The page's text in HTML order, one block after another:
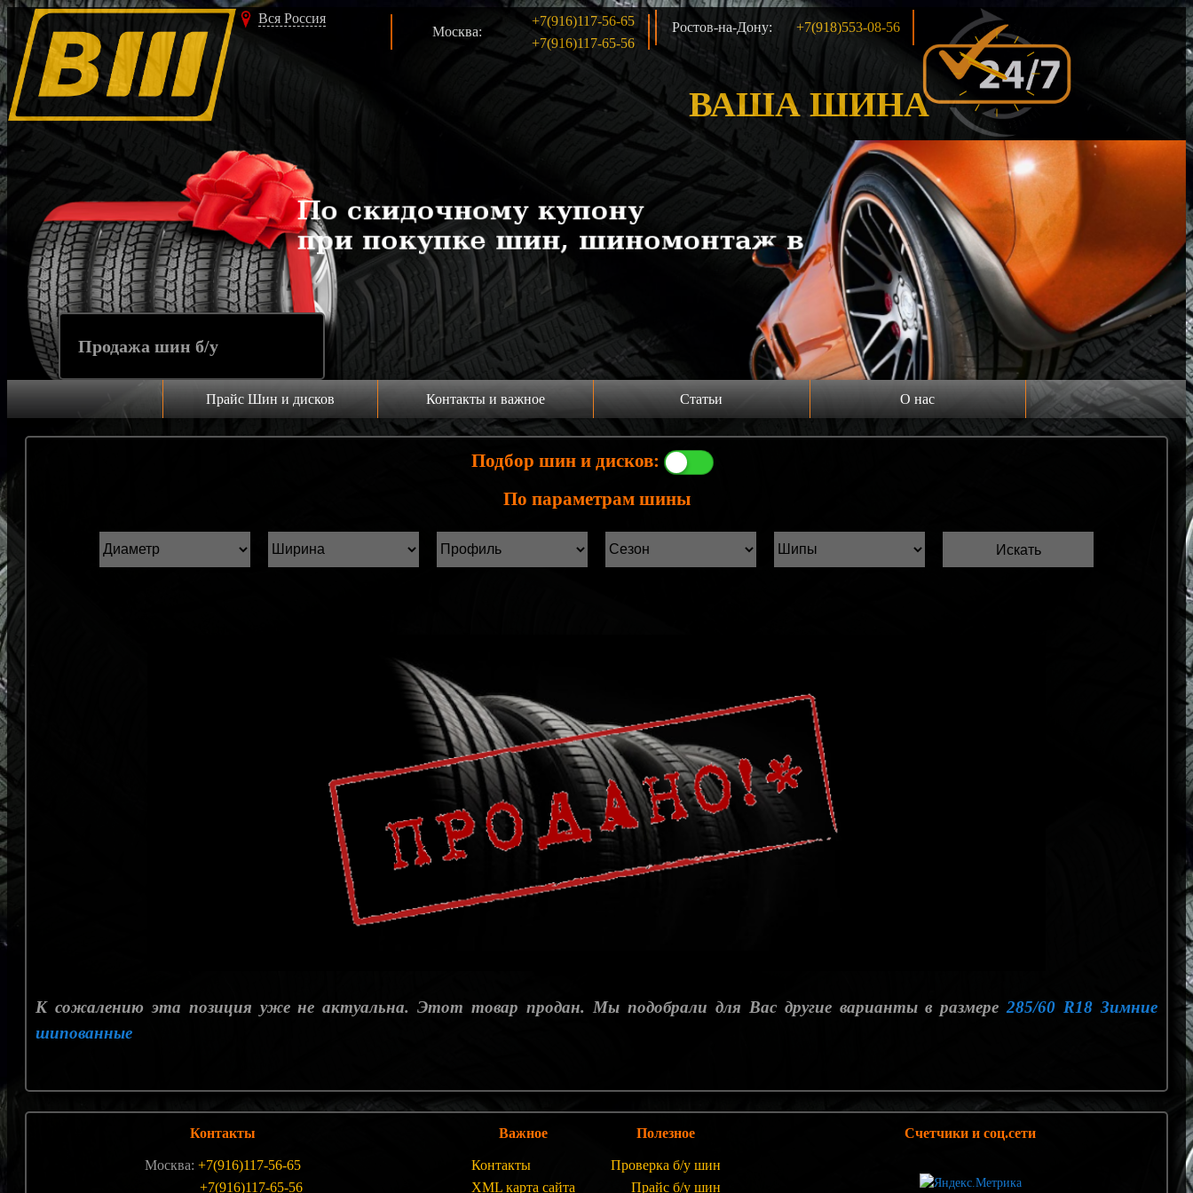
Вся Россия
Москва:
+7(916)117-56-65
+7(916)117-65-56
Ростов-на-Дону: +7(918)553-08-56
ВАША ШИНА
Продажа шин б/у Акция!!!
Прайс Шин и дисков
Прайс дисков
Грузовые 17.5 C
Контакты и важное
На главную
Статьи
Производители шин
Статьи Лист1
Статьи Лист2
О нас
Выкуп шин Б/У
Подбор шин и дисков:
По параметрам шины
К сожалению эта позиция уже не актуальна. Этот товар продан. Мы подобрали для Вас другие варианты в размере285/60 R18 Зимние
шипованные
Контакты
Москва: +7(916)117-56-65
+7(916)117-65-56
Важное
Контакты
XML карта сайта
Полезное
Проверка б/у шин
Прайс б/у шин
Счетчики и соц.сети